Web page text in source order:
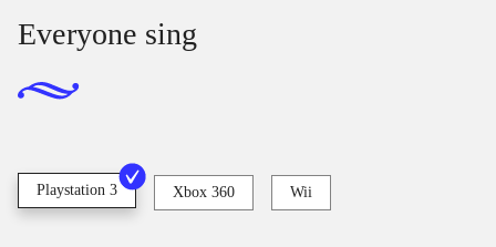
Everyone sing
Playstation 3 Xbox 360 Wii